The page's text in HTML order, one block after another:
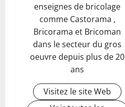
enseignes de bricolage
comme Castorama ,
Bricorama et Bricoman
dans le secteur du gros
oeuvre depuis plus de 20
ans
Visitez le site Web